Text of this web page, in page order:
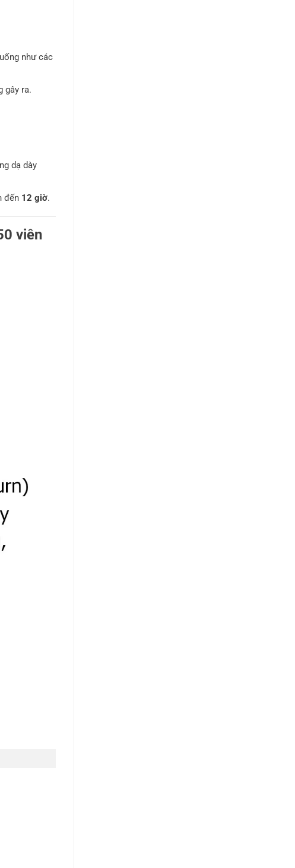
như các
gây ra.
dạ dày
đến 12 giờ.
viên